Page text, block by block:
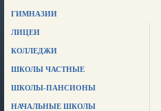
ГИМНАЗИИ
ЛИЦЕИ
КОЛЛЕДЖИ
ШКОЛЫ ЧАСТНЫЕ
ШКОЛЫ-ПАНСИОНЫ
НАЧАЛЬНЫЕ ШКОЛЫ